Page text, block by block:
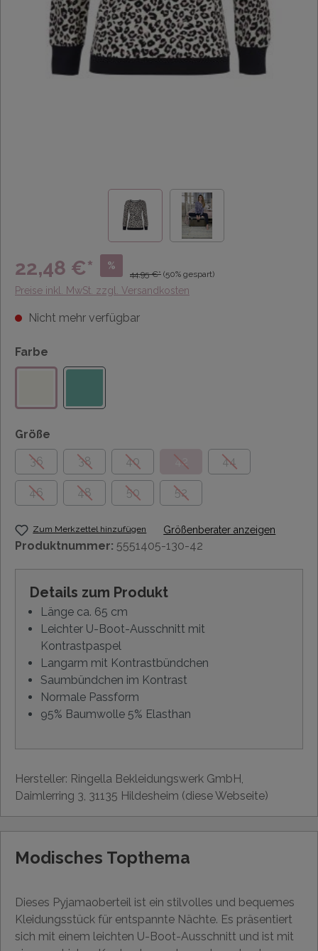
22,48 €* %
44,95 €* (50% gespart)
Preise inkl. MwSt. zzgl. Versandkosten
Nicht mehr verfügbar
Farbe
Größe
36
38 40 42 44
46 48 50 52
Zum Merkzettel hinzufügen Größenberater anzeigen
Produktnummer: 5551405-130-42
Details zum Produkt
Länge ca. 65 cm
Leichter U-Boot-Ausschnitt mit
Kontrastpaspel
Langarm mit Kontrastbündchen
Saumbündchen im Kontrast
Normale Passform
95% Baumwolle 5% Elasthan
Hersteller: Ringella Bekleidungswerk GmbH,
Daimlerring 3, 31135 Hildesheim (diese Webseite)
Modisches Topthema
Dieses Pyjamaoberteil ist ein stilvolles und bequemes
Kleidungsstück für entspannte Nächte. Es präsentiert
sich mit einem leichten U-Boot-Ausschnitt und ist mit